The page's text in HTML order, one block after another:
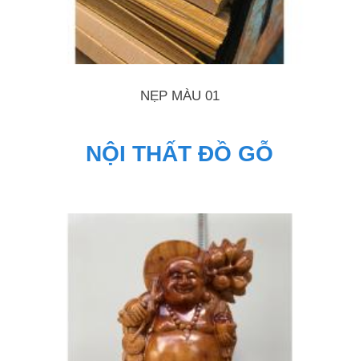
NẸP MÀU 01
NỘI THẤT ĐỒ GỖ